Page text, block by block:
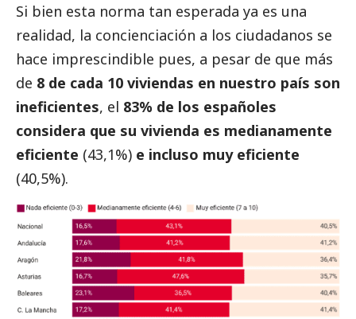
Si bien esta norma tan esperada ya es una
realidad, la concienciación a los ciudadanos se
hace imprescindible pues, a pesar de que más
de 8 de cada 10 viviendas en nuestro país son
ineficientes, el 83% de los españoles
considera que su vivienda es medianamente
eficiente (43,1%) e incluso muy eficiente
(40,5%).